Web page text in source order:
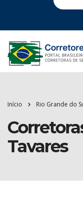
Início Rio Grande do
Tavares